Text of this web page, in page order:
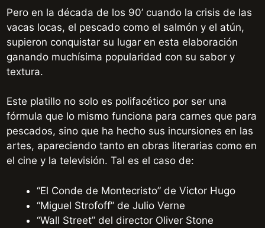
Pero en la década de los 90’ cuando la crisis de las
vacas locas, el pescado como el salmón y el atún,
supieron conquistar su lugar en esta elaboración
ganando muchísima popularidad con su sabor y
textura.
Este platillo no solo es polifacético por ser una
fórmula que lo mismo funciona para carnes que para
pescados, sino que ha hecho sus incursiones en las
artes, apareciendo tanto en obras literarias como en
el cine y la televisión. Tal es el caso de:
“El Conde de Montecristo” de Victor Hugo
“Miguel Strofoff” de Julio Verne
“Wall Street” del director Oliver Stone